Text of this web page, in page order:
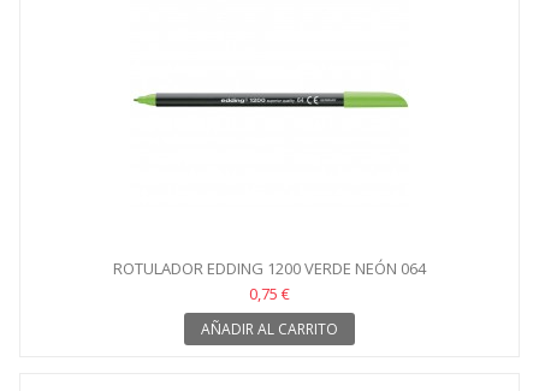
ROTULADOR EDDING 1200 VERDE NEÓN 064
0,75 €
AÑADIR AL CARRITO